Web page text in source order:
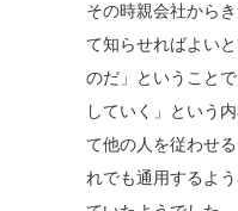
その時親会社から
て知らせればよい
のだ」ということ
していく」という
て他の人を従わせ
れでも通用するよ